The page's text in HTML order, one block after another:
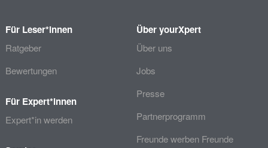
Für Leser*innen
Ratgeber
Bewertungen
Für Expert*innen
Expert*in werden
Über yourXpert
Über uns
Jobs
Presse
Partnerprogramm
Freunde werben Freunde